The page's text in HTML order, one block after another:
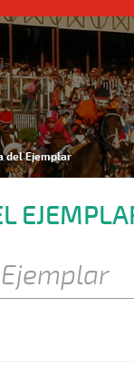
del Ejemplar